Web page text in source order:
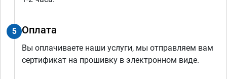
5 Оплата
Вы оплачиваете наши услуги, мы отправляем вам
сертификат на прошивку в электронном виде.